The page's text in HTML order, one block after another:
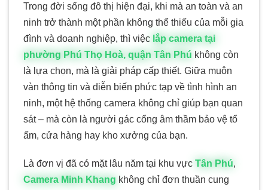
Trong đời sống đô thị hiện đại, khi mà an toàn và an
ninh trở thành một phần không thể thiếu của mỗi gia
đình và doanh nghiệp, thì việc lắp camera tại
phường Phú Thọ Hoà, quận Tân Phú không còn
là lựa chọn, mà là giải pháp cấp thiết. Giữa muôn
vàn thông tin và diễn biến phức tạp về tình hình an
ninh, một hệ thống camera không chỉ giúp bạn quan
sát – mà còn là người gác cổng âm thầm bảo vệ tổ
ấm, cửa hàng hay kho xưởng của bạn.
Là đơn vị đã có mặt lâu năm tại khu vực Tân Phú,
Camera Minh Khang không chỉ đơn thuần cung